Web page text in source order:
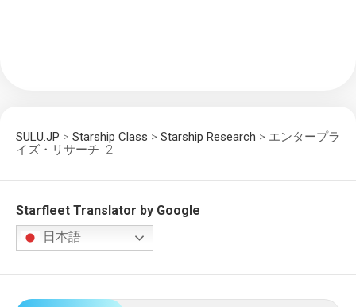
SULU.JP > Starship Class > Starship Research > エンタープラ
イズ・リサーチ -2-
Starfleet Translator by Google
日本語